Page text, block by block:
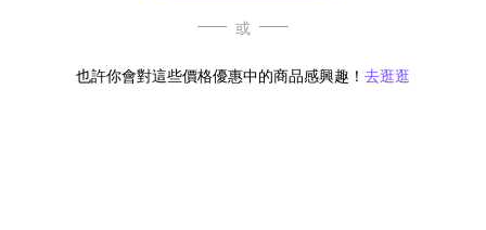
或
也許你會對這些價格優惠中的商品感興趣！ 去逛逛